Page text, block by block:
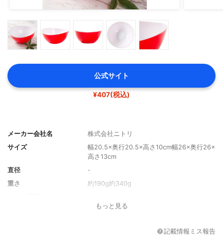
公式サイト
¥407(税込)
メーカー会社名
株式会社ニトリ
サイズ
幅20.5×奥行20.5×高さ10cm幅26×奥行26×
高さ13cm
直径
-
重さ
約190g約340g
ポリプロピレン
もっと見る
記載情報ミス報告